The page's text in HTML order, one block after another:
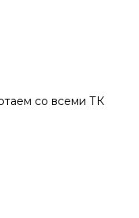
со всеми ТК